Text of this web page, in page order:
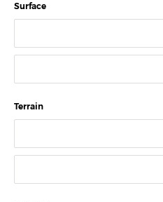
Surface
Terrain